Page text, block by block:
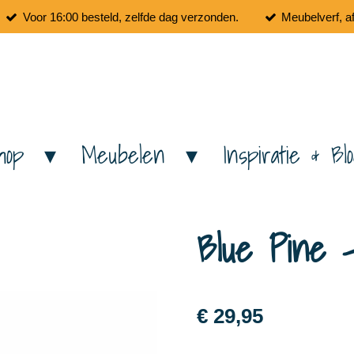
Voor 16:00 besteld, zelfde dag verzonden. Meubelverf,
Meubelen Inspiratie &
Blue Pine
€ 29,95